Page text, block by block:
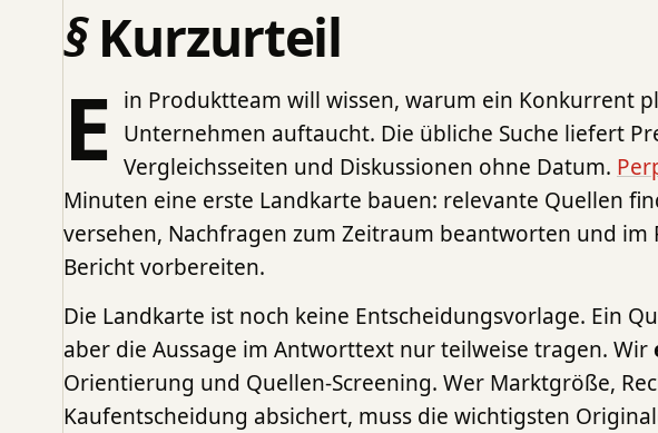
Kurzurteil
E
in Produktteam will wissen, warum ein Konkurrent
Unternehmen auftaucht. Die übliche Suche liefert
Vergleichsseiten und Diskussionen ohne Datum.
Minuten eine erste Landkarte bauen: relevante Quellen
versehen, Nachfragen zum Zeitraum beantworten und im
Bericht vorbereiten.
Die Landkarte ist noch keine Entscheidungsvorlage. Ein
aber die Aussage im Antworttext nur teilweise tragen. Wir
Orientierung und Quellen-Screening. Wer Marktgröße,
Kaufentscheidung absichert, muss die wichtigsten